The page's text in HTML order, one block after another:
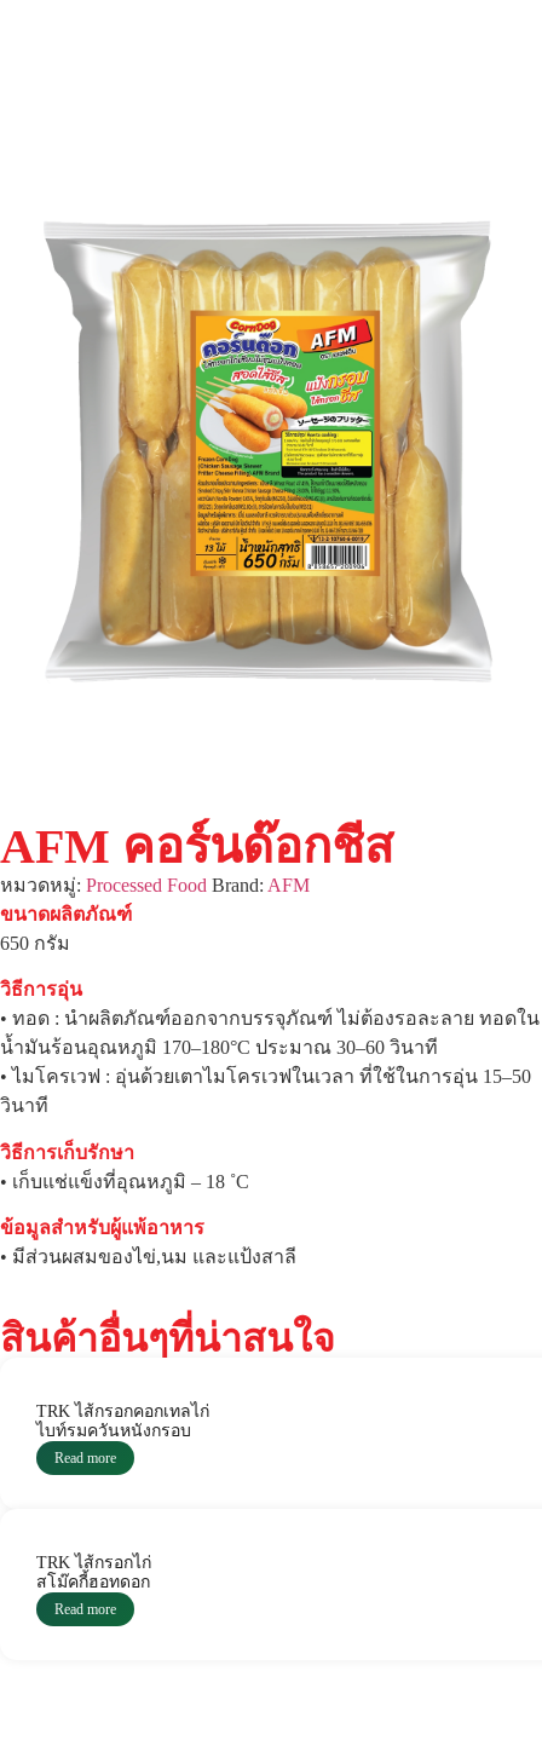
AFM คอร์นด๊อกชีส
หมวดหมู่: Processed Food Brand: AFM
ขนาดผลิตภัณฑ์
650 กรัม
วิธีการอุ่น
• ทอด : นำผลิตภัณฑ์ออกจากบรรจุภัณฑ์ ไม่ต้องรอละลาย ทอดใน
น้ำมันร้อนอุณหภูมิ 170–180°C ประมาณ 30–60 วินาที
• ไมโครเวฟ : อุ่นด้วยเตาไมโครเวฟในเวลา ที่ใช้ในการอุ่น 15–50
วินาที
วิธีการเก็บรักษา
• เก็บแช่แข็งที่อุณหภูมิ – 18 ˚C
ข้อมูลสำหรับผู้แพ้อาหาร
• มีส่วนผสมของไข่,นม และแป้งสาลี
สินค้าอื่นๆที่น่าสนใจ
TRK ไส้กรอกคอกเทลไก่
ไบท์รมควันหนังกรอบ
Read more
TRK ไส้กรอกไก่
สโม๊คกี้ฮอทดอก
Read more